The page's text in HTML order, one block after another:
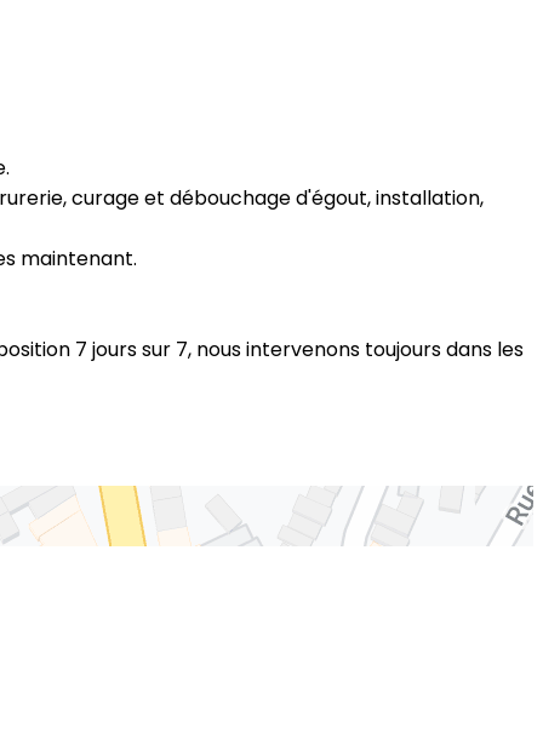
curage et débouchage d'égout, installation,
maintenant.
7 jours sur 7, nous intervenons toujours dans les